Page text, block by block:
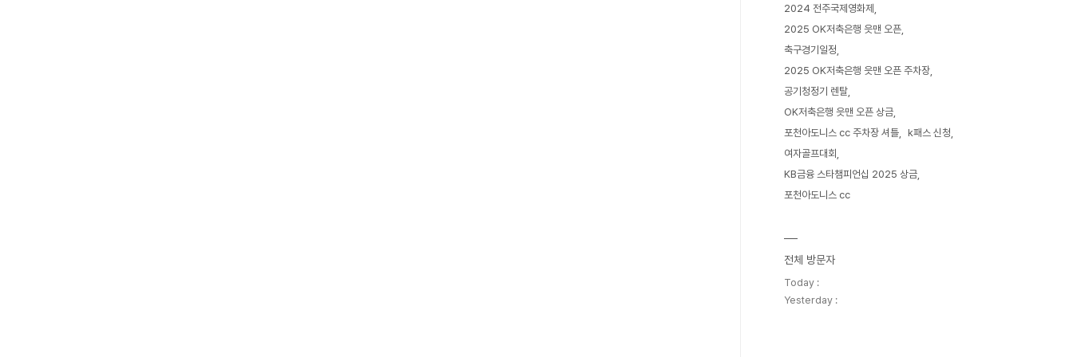
2024 전주국제영화제
2025 OK저축은행 읏맨 오픈
축구경기일정
2025 OK저축은행 읏맨 오픈 주차장
공기청정기 렌탈
OK저축은행 읏맨 오픈 상금
포천아도니스 cc 주차장 셔틀
k패스 신청
여자골프대회
KB금융 스타챔피언십 2025 상금
포천아도니스 cc
전체 방문자
Today :
Yesterday :